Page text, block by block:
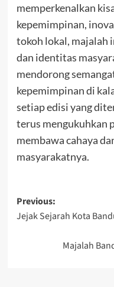
memperkenalkan
kepemimpinan,
tokoh lokal, majalah
dan identitas
mendorong
kepemimpinan di
setiap edisi yang
terus mengukuhkan
membawa cahaya
masyarakatnya.
Post
navigation
Previous:
Jejak Sejarah Kota
Majalah